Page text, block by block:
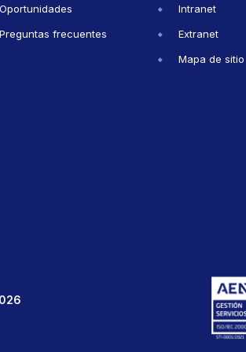
Oportunidades
Preguntas frecuentes
Intranet
Extranet
Mapa de sitio